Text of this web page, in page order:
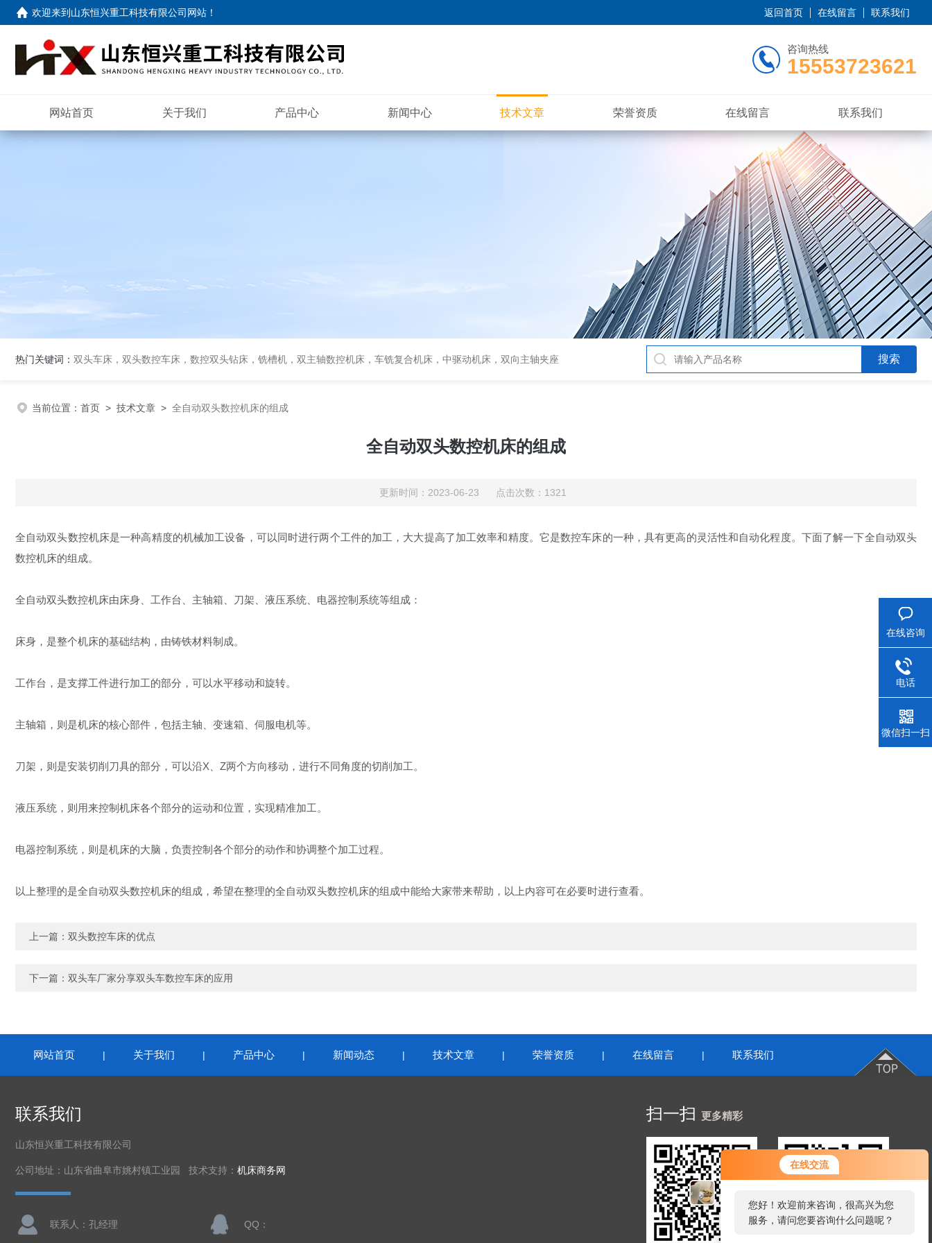
在线交流
您好！欢迎前来咨询，很高兴为您
服务，请问您要咨询什么问题呢？
欢迎来到 山东恒兴重工科技有限公司网站 ！ 返回首页 在线留言 联系我们
咨询热线
15553723621
网站首页 关于我们 产品中心 新闻中心 技术文章 荣誉资质 在线留言 联系我们
热门关键词： 双头车床，双头数控车床，数控双头钻床，铣槽机，双主轴数控机床，车铣复合机床，中驱动机床，双向主轴夹座
当前位置： 首页 > 技术文章 > 全自动双头数控机床的组成
全自动双头数控机床的组成
更新时间：2023-06-23 点击次数：1321
全自动双头数控机床是一种高精度的机械加工设备，可以同时进行两个工件的加工，大大提高了加工效率和精度。它是数控车床的一种，具有更高的灵活性和自动化程度。下面了解一下全自动双头
数控机床的组成。
全自动双头数控机床由床身、工作台、主轴箱、刀架、液压系统、电器控制系统等组成：
床身，是整个机床的基础结构，由铸铁材料制成。
工作台，是支撑工件进行加工的部分，可以水平移动和旋转。
主轴箱，则是机床的核心部件，包括主轴、变速箱、伺服电机等。
刀架，则是安装切削刀具的部分，可以沿X、Z两个方向移动，进行不同角度的切削加工。
液压系统，则用来控制机床各个部分的运动和位置，实现精准加工。
电器控制系统，则是机床的大脑，负责控制各个部分的动作和协调整个加工过程。
以上整理的是全自动双头数控机床的组成，希望在整理的全自动双头数控机床的组成中能给大家带来帮助，以上内容可在必要时进行查看。
上一篇： 双头数控车床的优点
下一篇： 双头车厂家分享双头车数控车床的应用
网站首页 | 关于我们 | 产品中心 | 新闻动态 | 技术文章 | 荣誉资质 | 在线留言 | 联系我们
联系我们
山东恒兴重工科技有限公司
公司地址：山东省曲阜市姚村镇工业园 技术支持： 机床商务网
联系人：孔经理 QQ：
扫一扫 更多精彩
在线咨询
电话
微信扫一扫